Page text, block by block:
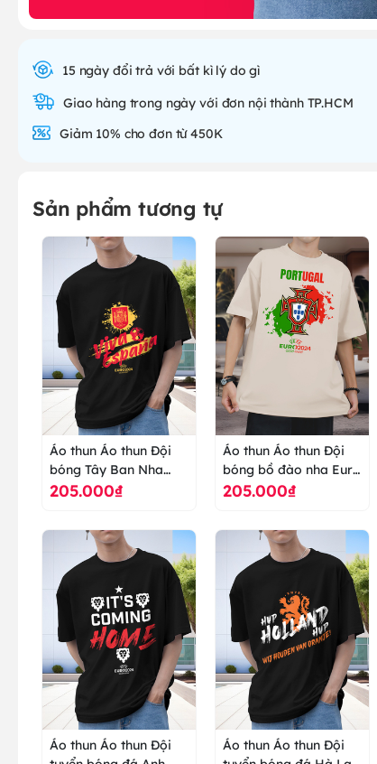
15 ngày đổi trả với bất kì lý do gì
Giao hàng trong ngày với đơn nội thành TP.HCM
Giảm 10% cho đơn từ 450K
Sản phẩm tương tự
Áo thun Áo thun Đội
bóng Tây Ban Nha
Euro 2024 - áo thun
205.000₫
Áo thun Áo thun Đội
bóng bồ đào nha Euro
2024 - áo thun cao
205.000₫
Áo thun Áo thun Đội
Áo thun Áo thun Đội